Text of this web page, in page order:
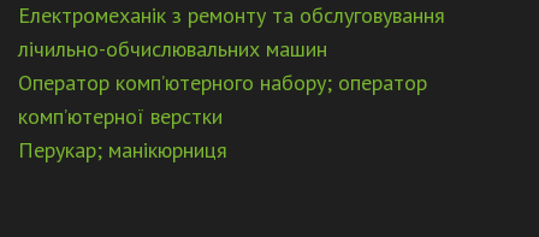
Електромеханік з ремонту та обслуговування
лічильно-обчислювальних машин
Оператор комп’ютерного набору; оператор
комп’ютерної верстки
Перукар; манікюрниця